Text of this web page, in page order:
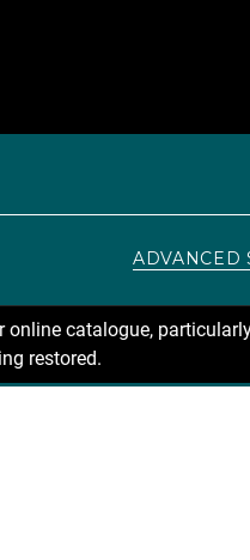
ADVANCED
catalogue,
restored.